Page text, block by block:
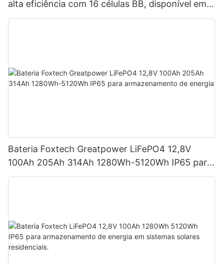
alta eficiência com 16 células BB, disponível em
potências de 590 W, 620 W, 630 W e 650 W.
Bateria Foxtech Greatpower LiFePO4 12,8V
100Ah 205Ah 314Ah 1280Wh-5120Wh IP65 para
armazenamento de energia